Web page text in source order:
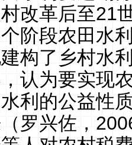
改革后至21
阶段农田水
构了乡村水
认为要实现
利的公益性
罗兴佐，